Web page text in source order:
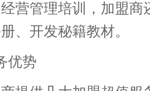
营管理培训，加盟商
、开发秘籍教材。
优势